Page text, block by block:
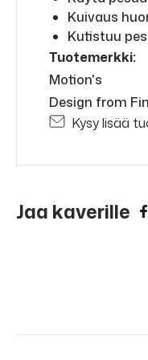
Kuivaus
Kutistuu
Tuotemerkki:
Motion's
Design from
Kysy lisää
Jaa kaverille